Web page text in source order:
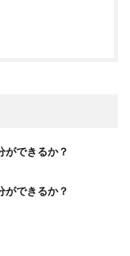
ができるか？
ができるか？